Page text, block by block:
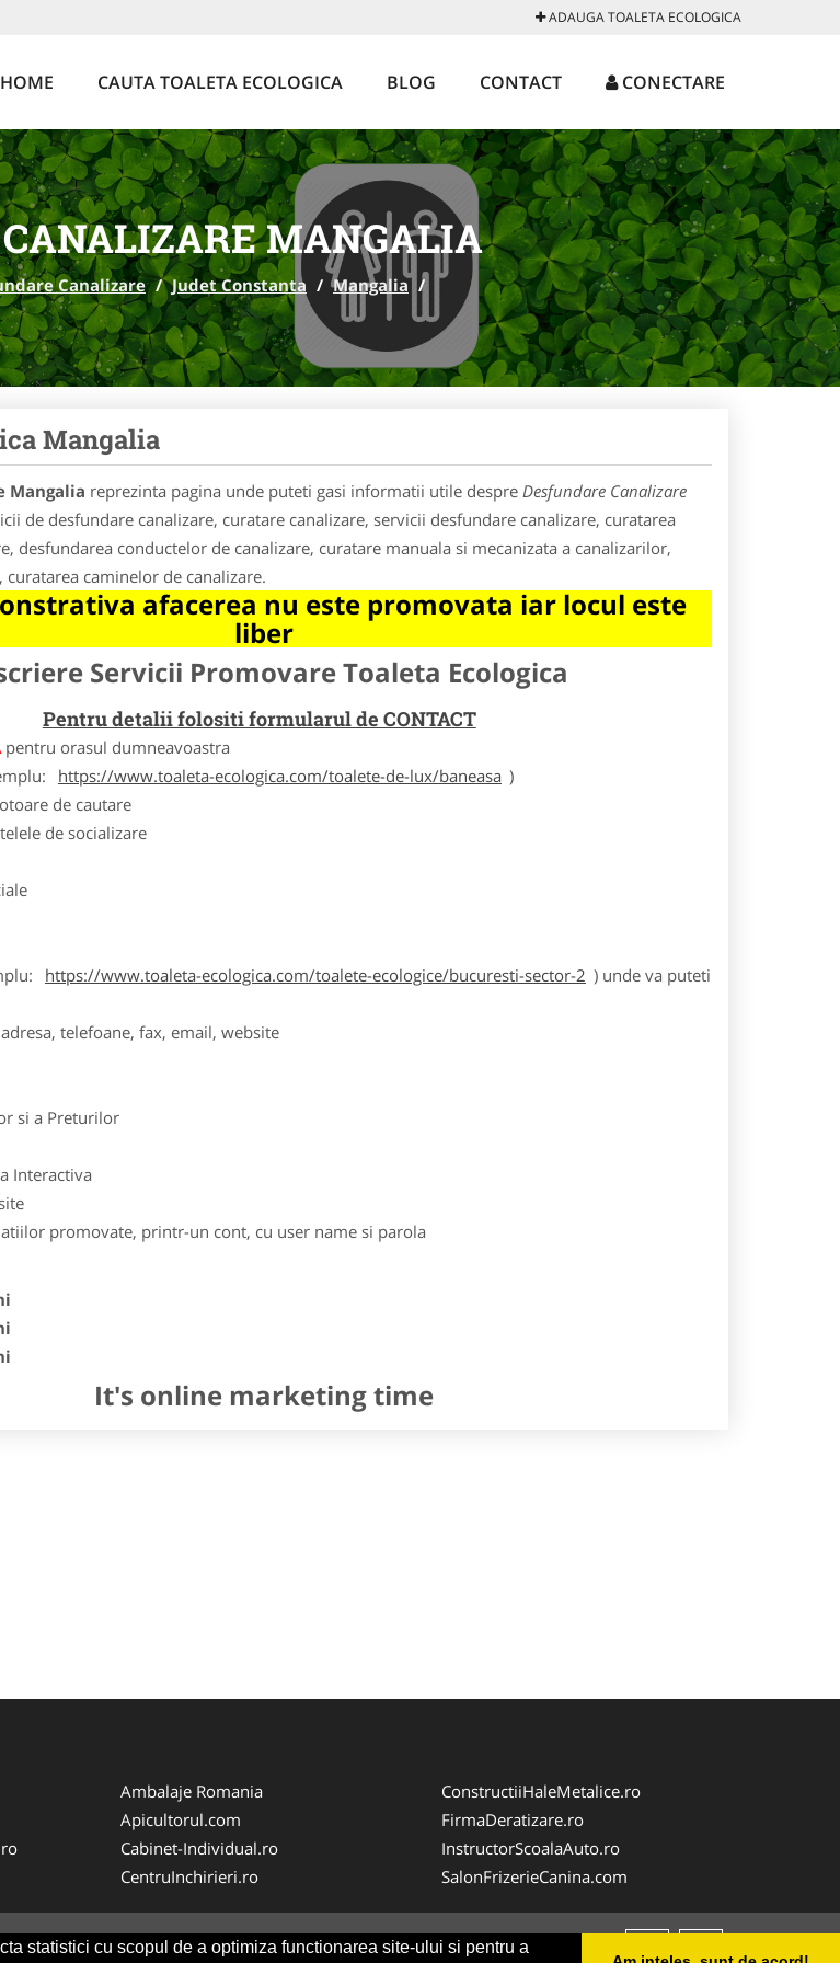
statistici cu scopul de a optimiza functionarea site-ului si pentru a
ADAUGA TOALETA ECOLOGICA
HOME CAUTA TOALETA ECOLOGICA BLOG CONTACT CONECTARE
MANGALIA
Canalizare / Judet Constanta / Mangalia /
Mangalia
Mangalia reprezinta pagina unde puteti gasi informatii utile despre Desfundare Canalizare
de desfundare canalizare, curatare canalizare, servicii desfundare canalizare, curatarea
desfundarea conductelor de canalizare, curatare manuala si mecanizata a canalizarilor,
caminelor de canalizare.
afacerea nu este promovata iar locul este
liber
Servicii Promovare Toaleta Ecologica
Pentru detalii folositi formularul de CONTACT
pentru orasul dumneavoastra
https://www.toaleta-ecologica.com/toalete-de-lux/baneasa )
de cautare
de socializare
https://www.toaleta-ecologica.com/toalete-ecologice/bucuresti-sector-2 ) unde va puteti
telefoane, fax, email, website
si a Preturilor
Interactiva
promovate, printr-un cont, cu user name si parola
It's online marketing time
Ambalaje Romania
Apicultorul.com
Cabinet-Individual.ro
CentruInchirieri.ro
ConstructiiHaleMetalice.ro
FirmaDeratizare.ro
InstructorScoalaAuto.ro
SalonFrizerieCanina.com